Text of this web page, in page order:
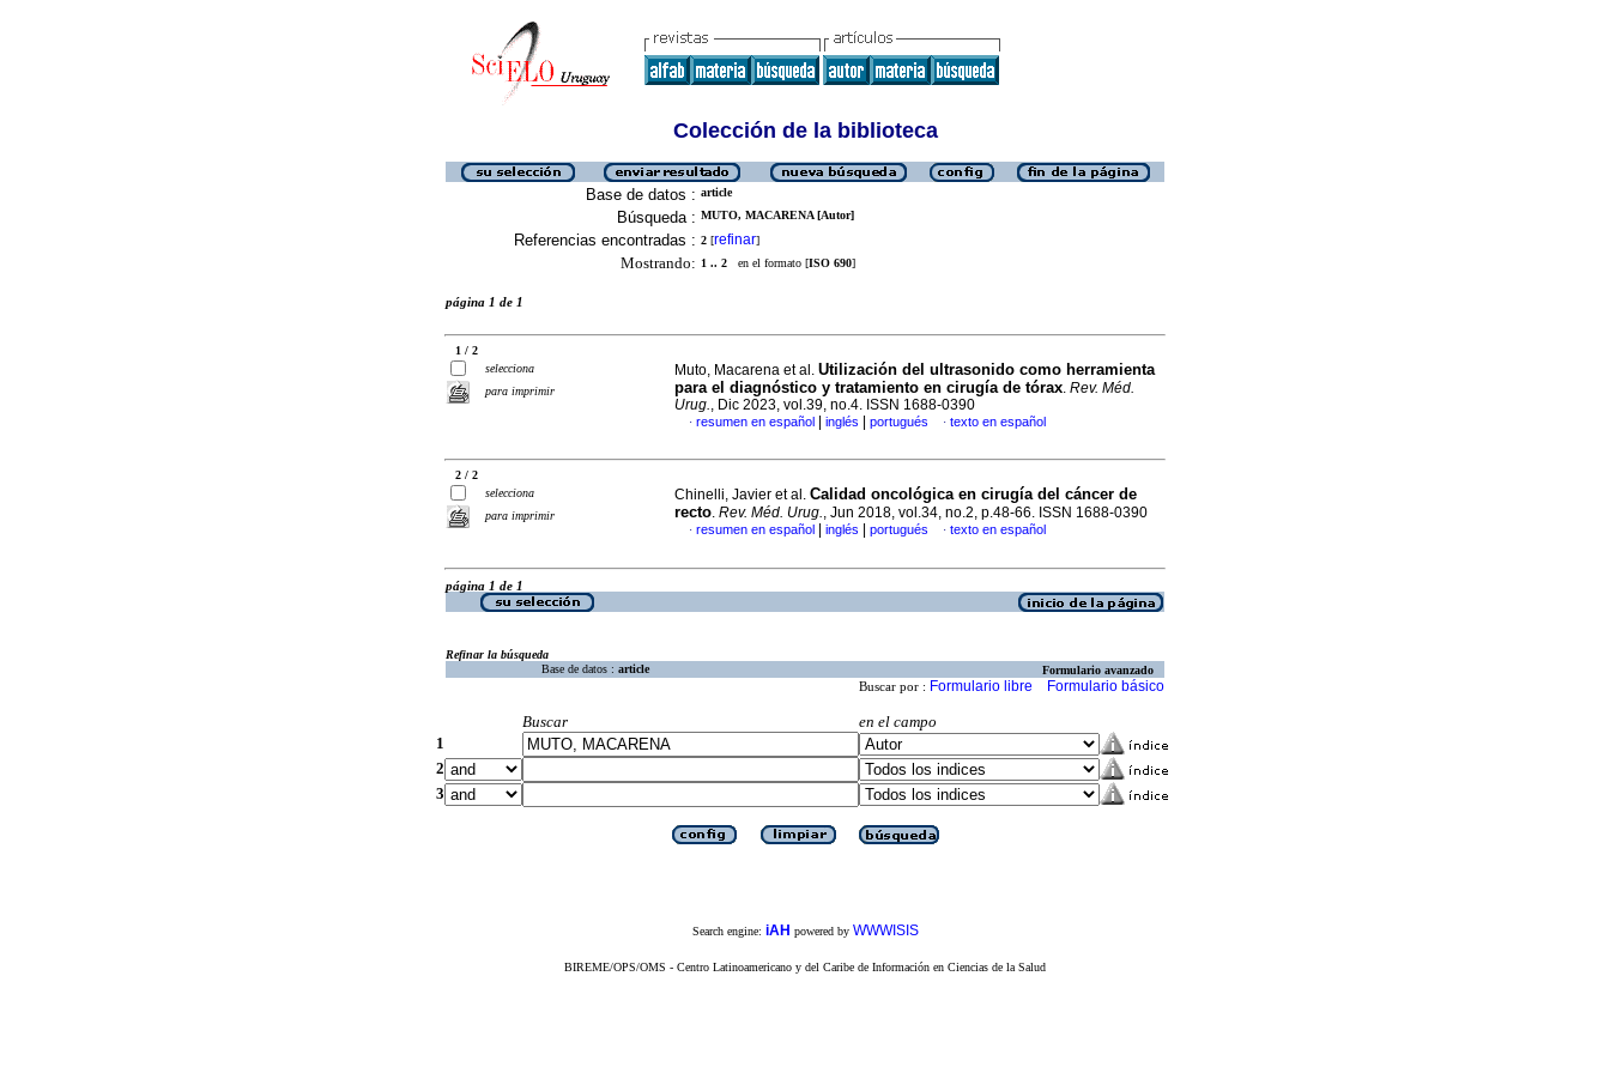
Colección de la biblioteca
Base de datos : article
Búsqueda : MUTO, MACARENA [Autor]
Referencias encontradas : 2 [refinar]
Mostrando: 1 .. 2 en el formato [ISO 690]
página 1 de 1
1 / 2
selecciona
para imprimir
Muto, Macarena et al. Utilización del ultrasonido como herramienta
para el diagnóstico y tratamiento en cirugía de tórax. Rev. Méd.
Urug., Dic 2023, vol.39, no.4. ISSN 1688-0390
· resumen en español inglés portugués · texto en español
2 / 2
selecciona
para imprimir
Chinelli, Javier et al. Calidad oncológica en cirugía del cáncer de
recto. Rev. Méd. Urug., Jun 2018, vol.34, no.2, p.48-66. ISSN 1688-0390
· resumen en español inglés portugués · texto en español
página 1 de 1
Refinar la búsqueda
Base de datos : article Formulario avanzado
Buscar por : Formulario libre Formulario básico
Buscar
en el campo
1
2
3
Search engine: iAH powered by WWWISIS
BIREME/OPS/OMS - Centro Latinoamericano y del Caribe de Información en Ciencias de la Salud